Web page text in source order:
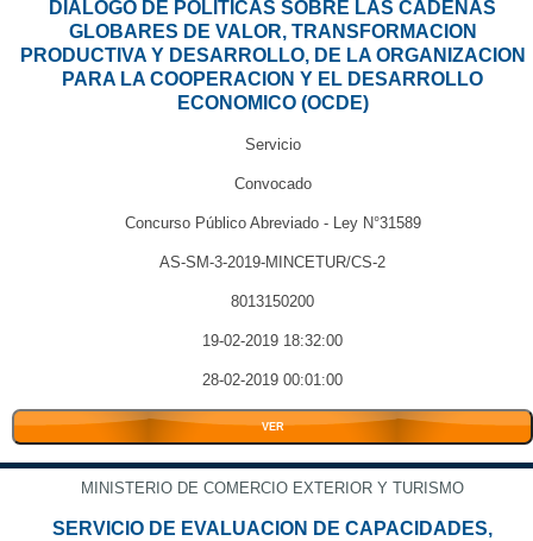
DIALOGO DE POLITICAS SOBRE LAS CADENAS
GLOBARES DE VALOR, TRANSFORMACION
PRODUCTIVA Y DESARROLLO, DE LA ORGANIZACION
PARA LA COOPERACION Y EL DESARROLLO
ECONOMICO (OCDE)
Servicio
Convocado
Concurso Público Abreviado - Ley N°31589
AS-SM-3-2019-MINCETUR/CS-2
8013150200
19-02-2019 18:32:00
28-02-2019 00:01:00
VER
MINISTERIO DE COMERCIO EXTERIOR Y TURISMO
SERVICIO DE EVALUACION DE CAPACIDADES,